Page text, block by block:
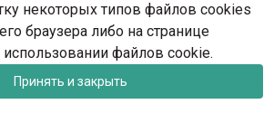
некоторых типов файлов cookies
браузера либо на странице
файлов cookie.
Принять и закрыть